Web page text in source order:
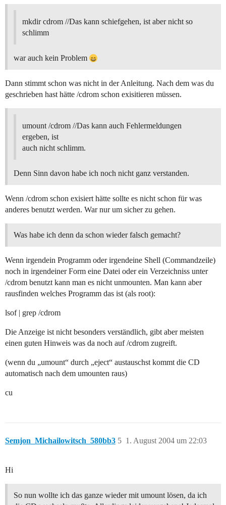
mkdir cdrom //Das kann schiefgehen, ist aber nicht so
schlimm
war auch kein Problem
Dann stimmt schon was nicht in der Anleitung. Nach dem was du
geschrieben hast hätte /cdrom schon exisitieren müssen.
umount /cdrom //Das kann auch Fehlermeldungen
ergeben, ist
auch nicht schlimm.
Denn Sinn davon habe ich noch nicht ganz verstanden.
Wenn /cdrom schon exisiert hätte sollte es nicht schon für was
anderes benutzt werden. War nur um sicher zu gehen.
Was habe ich denn da schon wieder falsch gemacht?
Wenn irgendein Programm oder irgendeine Shell (Commandzeile)
noch in irgendeiner Form eine Datei oder ein Verzeichniss unter
/cdrom benutzt kann man es nicht unmounten. Man kann aber
rausfinden welches Programm das ist (als root):
lsof | grep /cdrom
Die Anzeige ist nicht besonders verständlich, gibt aber meisten
einen guten Hinweis was da noch auf /cdrom zugreift.
(wenn du „umount“ durch „eject“ austauschst kommt die CD
automatisch nach dem umounten raus)
cu
Semjon_Michailowitsch_580bb3 1. August 2004 um 22:03
5
Hi
So nun wollte ich das ganze wieder mit umount lösen, da ich